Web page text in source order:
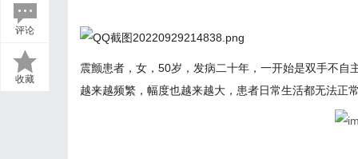
评论
收藏
震颤患者，女，50岁，发病二十年，一开始是双手不
越来越频繁，幅度也越来越大，患者日常生活都无法正